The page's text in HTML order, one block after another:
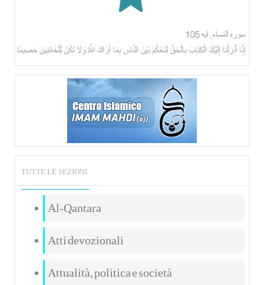
TUTTE LE SEZIONI
Al-Qantara
Atti devozionali
Attualità, politica e società